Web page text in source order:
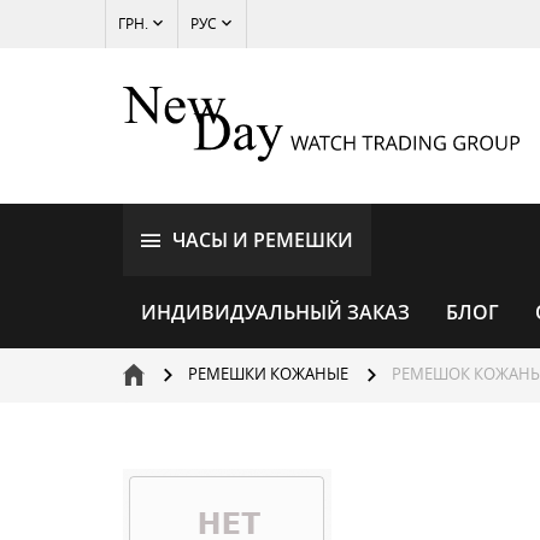
ГРН. РУС
ЧАСЫ И РЕМЕШКИ
ИНДИВИДУАЛЬНЫЙ ЗАКАЗ БЛОГ
РЕМЕШКИ КОЖАНЫЕ РЕМЕШОК